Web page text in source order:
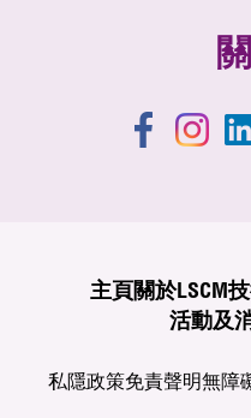
主頁 關於LSCM
活動及
私隱政策免責聲明無障